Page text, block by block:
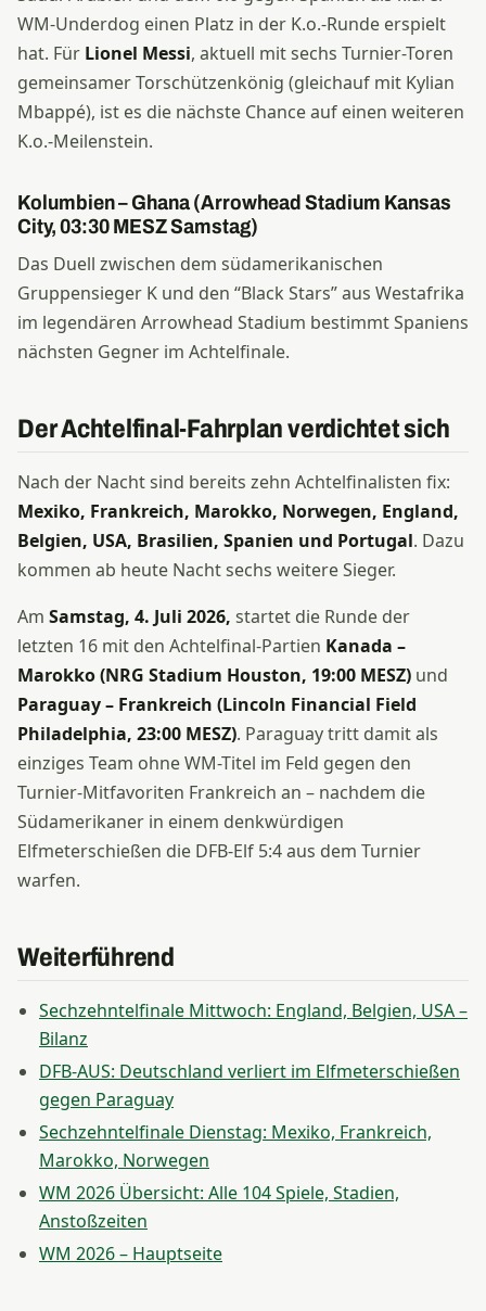
WM-Underdog einen Platz in der K.o.-Runde erspielt
hat. Für Lionel Messi, aktuell mit sechs Turnier-Toren
gemeinsamer Torschützenkönig (gleichauf mit Kylian
Mbappé), ist es die nächste Chance auf einen weiteren
K.o.-Meilenstein.
Kolumbien – Ghana (Arrowhead Stadium Kansas
City, 03:30 MESZ Samstag)
Das Duell zwischen dem südamerikanischen
Gruppensieger K und den “Black Stars” aus Westafrika
im legendären Arrowhead Stadium bestimmt Spaniens
nächsten Gegner im Achtelfinale.
Der Achtelfinal-Fahrplan verdichtet sich
Nach der Nacht sind bereits zehn Achtelfinalisten fix:
Mexiko, Frankreich, Marokko, Norwegen, England,
Belgien, USA, Brasilien, Spanien und Portugal. Dazu
kommen ab heute Nacht sechs weitere Sieger.
Am Samstag, 4. Juli 2026, startet die Runde der
letzten 16 mit den Achtelfinal-Partien Kanada –
Marokko (NRG Stadium Houston, 19:00 MESZ) und
Paraguay – Frankreich (Lincoln Financial Field
Philadelphia, 23:00 MESZ). Paraguay tritt damit als
einziges Team ohne WM-Titel im Feld gegen den
Turnier-Mitfavoriten Frankreich an – nachdem die
Südamerikaner in einem denkwürdigen
Elfmeterschießen die DFB-Elf 5:4 aus dem Turnier
warfen.
Weiterführend
Sechzehntelfinale Mittwoch: England, Belgien, USA –
Bilanz
DFB-AUS: Deutschland verliert im Elfmeterschießen
gegen Paraguay
Sechzehntelfinale Dienstag: Mexiko, Frankreich,
Marokko, Norwegen
WM 2026 Übersicht: Alle 104 Spiele, Stadien,
Anstoßzeiten
WM 2026 – Hauptseite